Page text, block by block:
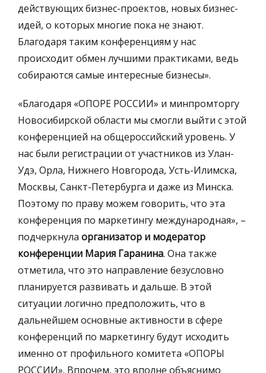
действующих бизнес-проектов, новых бизнес-
идей, о которых многие пока не знают.
Благодаря таким конференциям у нас
происходит обмен лучшими практиками, ведь
собираются самые интересные бизнесы».
«Благодаря «ОПОРЕ РОССИИ» и минпромторгу
Новосибирской области мы смогли выйти с этой
конференцией на общероссийский уровень. У
нас были регистрации от участников из Улан-
Удэ, Орла, Нижнего Новгорода, Усть-Илимска,
Москвы, Санкт-Петербурга и даже из Минска.
Поэтому по праву можем говорить, что эта
конференция по маркетингу международная», –
подчеркнула организатор и модератор
конференции Мария Гаранина. Она также
отметила, что это направление безусловно
планируется развивать и дальше. В этой
ситуации логично предположить, что в
дальнейшем основные активности в сфере
конференций по маркетингу будут исходить
именно от профильного комитета «ОПОРЫ
РОССИИ». Впрочем, это вполне объяснимо